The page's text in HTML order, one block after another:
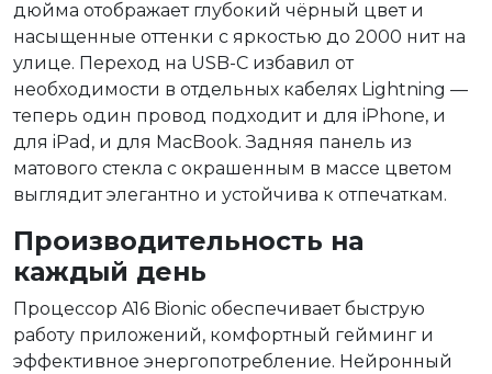
дюйма отображает глубокий чёрный цвет и
насыщенные оттенки с яркостью до 2000 нит на
улице. Переход на USB-C избавил от
необходимости в отдельных кабелях Lightning —
теперь один провод подходит и для iPhone, и
для iPad, и для MacBook. Задняя панель из
матового стекла с окрашенным в массе цветом
выглядит элегантно и устойчива к отпечаткам.
Производительность на
каждый день
Процессор A16 Bionic обеспечивает быструю
работу приложений, комфортный гейминг и
эффективное энергопотребление. Нейронный